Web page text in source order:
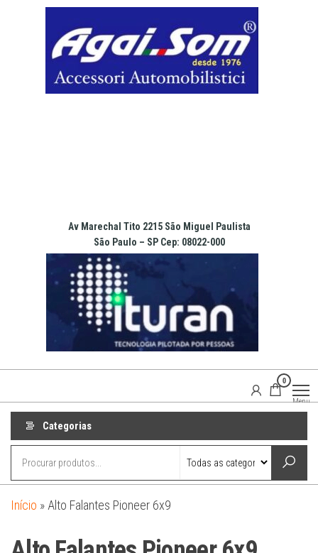
Av Marechal Tito 2215 São Miguel Paulista
São Paulo – SP Cep: 08022-000
0
Menu
Categorias
Início » Alto Falantes Pioneer 6x9